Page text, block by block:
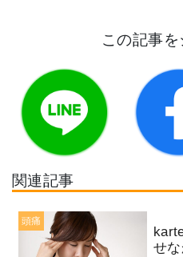
この記事
関連記事
頭痛
せ